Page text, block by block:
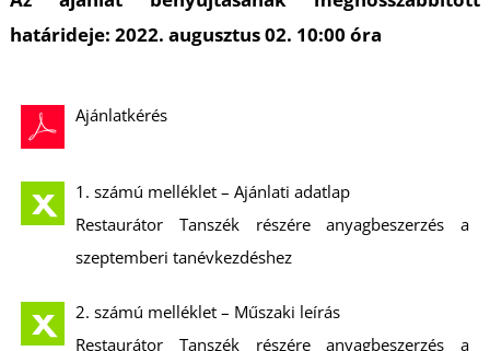
határideje: 2022. augusztus 02. 10:00 óra
Ajánlatkérés
1. számú melléklet – Ajánlati adatlap
Restaurátor Tanszék részére anyagbeszerzés a
szeptemberi tanévkezdéshez
2. számú melléklet – Műszaki leírás
Restaurátor Tanszék részére anyagbeszerzés a